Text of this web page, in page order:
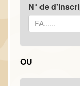
N° de
OU